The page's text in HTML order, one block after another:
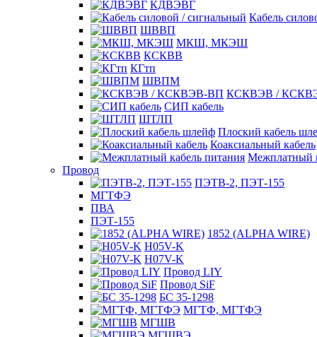
КДВЭВГ
Кабель
ШВВП
МКШ, МКЭШ
КСКВВ
КГтп
ШВПМ
КСКВЭВ /
СИП кабель
ШТЛП
Плоский кабель
Коаксиальный кабель
Межплатный
Провод
ПЭТВ-2, ПЭТ-155
МГТФЭ
ПВА
ПЭТ-155
1852 (ALPHA WIRE)
H05V-K
H07V-K
Провод LIY
Провод SiF
БС 35-1298
МГТФ, МГТФЭ
МГШВ